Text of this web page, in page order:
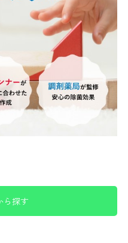
ら探す